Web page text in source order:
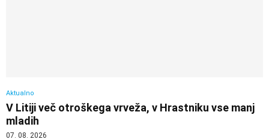
Aktualno
V Litiji več otroškega vrveža, v Hrastniku vse manj
mladih
07. 08. 2026